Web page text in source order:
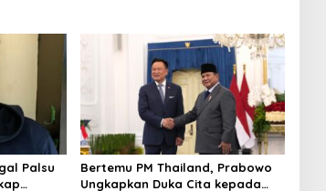
Palsu
Bertemu PM Thailand, Prabowo
Ungkapkan Duka Cita kepada